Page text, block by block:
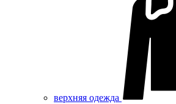
верхняя одежда